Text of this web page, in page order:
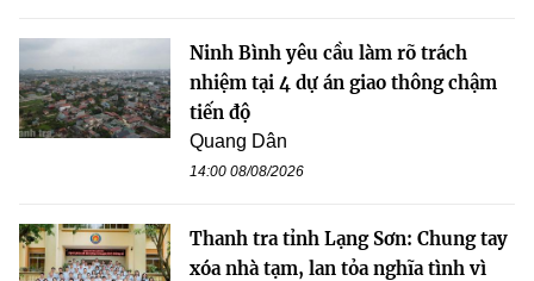
Ninh Bình yêu cầu làm rõ trách
nhiệm tại 4 dự án giao thông chậm
tiến độ
Quang Dân
14:00 08/08/2026
Thanh tra tỉnh Lạng Sơn: Chung tay
xóa nhà tạm, lan tỏa nghĩa tình vì